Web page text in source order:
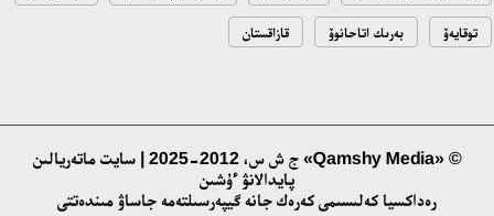
17:49، 13 شىلدە 2026
ناۋقاستاردىڭ ەسەبىنەن بيزنەسىن دوڭگەلەتىپ وتىرعاندارعا باقىلاۋ
توقايەۆ بەرىك اتاحانوۆ قازاقستان
© «Qamshy Media» ج ش س، 2012-2025 | سايت ماتەريالىن
پايدالانۋ ءۇشىن
رەداكسيا كەلىسىمى كەرەك جانە گيپەرسىلتەمە جاساۋ مىندەتتى